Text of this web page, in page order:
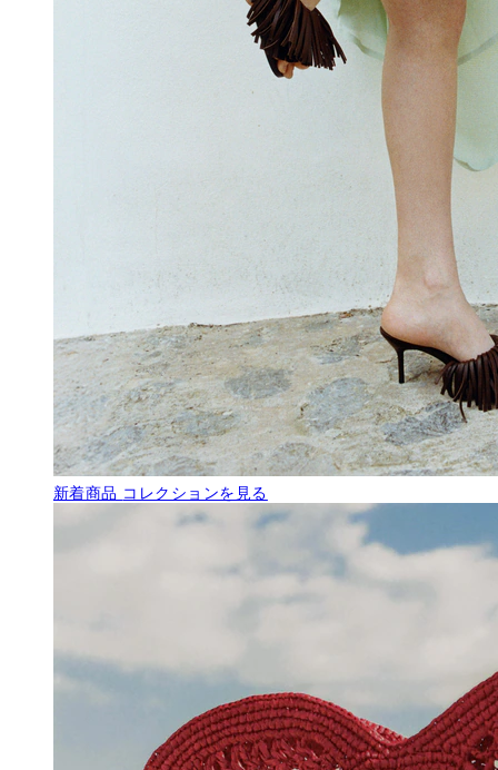
新着商品 コレクションを見る